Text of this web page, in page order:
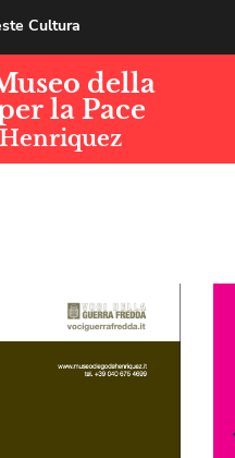
Cultura
della
la Pace